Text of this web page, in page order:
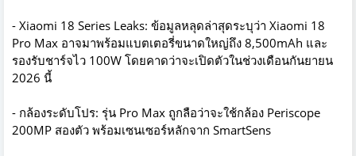
- Xiaomi 18 Series Leaks: ข้อมูลหลุดล่าสุดระบุว่า Xiaomi 18
Pro Max อาจมาพร้อมแบตเตอรี่ขนาดใหญ่ถึง 8,500mAh และ
รองรับชาร์จไว 100W โดยคาดว่าจะเปิดตัวในช่วงเดือนกันยายน
2026 นี้
- กล้องระดับโปร: รุ่น Pro Max ถูกลือว่าจะใช้กล้อง Periscope
200MP สองตัว พร้อมเซนเซอร์หลักจาก SmartSens